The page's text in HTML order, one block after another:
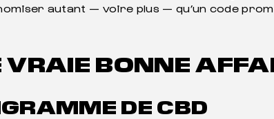
autant — voire plus — qu’un code
VRAIE BONNE
DE CBD